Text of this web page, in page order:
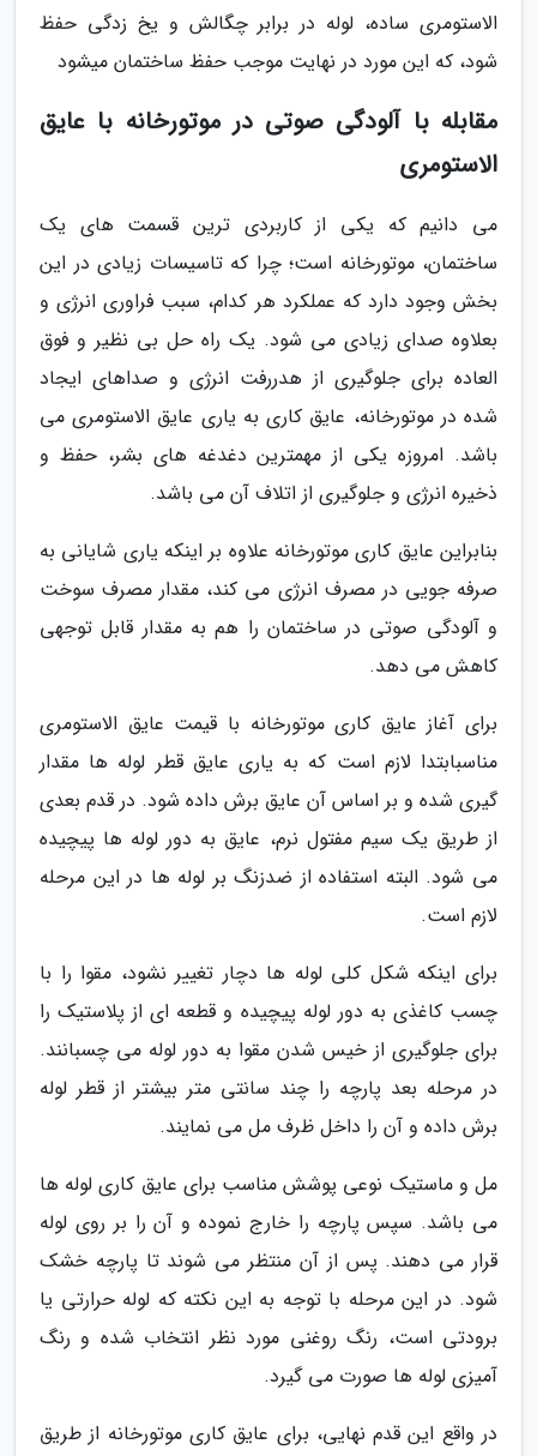
الاستومری ساده، لوله در برابر چگالش و یخ زدگی حفظ
شود، که این مورد در نهایت موجب حفظ ساختمان میشود
مقابله با آلودگی صوتی در موتورخانه با عایق
الاستومری
می دانیم که یکی از کاربردی ترین قسمت های یک
ساختمان، موتورخانه است؛ چرا که تاسیسات زیادی در این
بخش وجود دارد که عملکرد هر کدام، سبب فراوری انرژی و
بعلاوه صدای زیادی می شود. یک راه حل بی نظیر و فوق
العاده برای جلوگیری از هدررفت انرژی و صداهای ایجاد
شده در موتورخانه، عایق کاری به یاری عایق الاستومری می
باشد. امروزه یکی از مهمترین دغدغه های بشر، حفظ و
ذخیره انرژی و جلوگیری از اتلاف آن می باشد.
بنابراین عایق کاری موتورخانه علاوه بر اینکه یاری شایانی به
صرفه جویی در مصرف انرژی می کند، مقدار مصرف سوخت
و آلودگی صوتی در ساختمان را هم به مقدار قابل توجهی
کاهش می دهد.
برای آغاز عایق کاری موتورخانه با قیمت عایق الاستومری
مناسبابتدا لازم است که به یاری عایق قطر لوله ها مقدار
گیری شده و بر اساس آن عایق برش داده شود. در قدم بعدی
از طریق یک سیم مفتول نرم، عایق به دور لوله ها پیچیده
می شود. البته استفاده از ضدزنگ بر لوله ها در این مرحله
لازم است.
برای اینکه شکل کلی لوله ها دچار تغییر نشود، مقوا را با
چسب کاغذی به دور لوله پیچیده و قطعه ای از پلاستیک را
برای جلوگیری از خیس شدن مقوا به دور لوله می چسبانند.
در مرحله بعد پارچه را چند سانتی متر بیشتر از قطر لوله
برش داده و آن را داخل ظرف مل می نمایند.
مل و ماستیک نوعی پوشش مناسب برای عایق کاری لوله ها
می باشد. سپس پارچه را خارج نموده و آن را بر روی لوله
قرار می دهند. پس از آن منتظر می شوند تا پارچه خشک
شود. در این مرحله با توجه به این نکته که لوله حرارتی یا
برودتی است، رنگ روغنی مورد نظر انتخاب شده و رنگ
آمیزی لوله ها صورت می گیرد.
در واقع این قدم نهایی، برای عایق کاری موتورخانه از طریق